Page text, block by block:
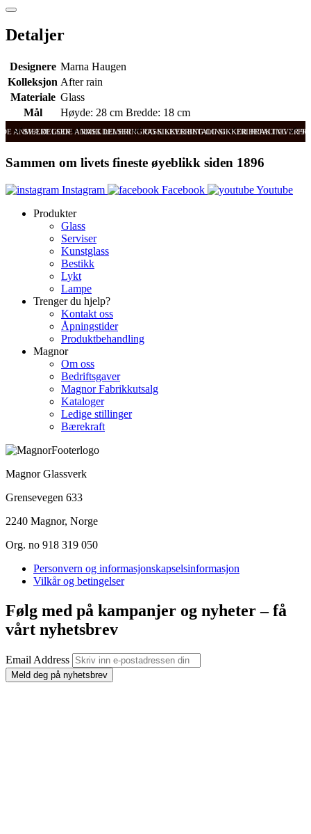
Detaljer
Designere Marna Haugen
Kolleksjon After rain
Materiale Glass
Mål
Høyde: 28 cm Bredde: 18 cm
ANMELDELSER RASK LEVERING OG SIKKER BETALING FRI FRAKT OVER
SVÆRT GODE ANMELDELSER RASK LEVERING OG SIKKER BETALING
Sammen om livets fineste øyeblikk siden 1896
Instagram Facebook
Youtube
Produkter
Glass
Serviser
Kunstglass
Bestikk
Lykt
Lampe
Trenger du hjelp?
Kontakt oss
Åpningstider
Produktbehandling
Magnor
Om oss
Bedriftsgaver
Magnor Fabrikkutsalg
Kataloger
Ledige stillinger
Bærekraft
Magnor Glassverk
Grensevegen 633
2240 Magnor, Norge
Org. no 918 319 050
Personvern og informasjonskapselsinformasjon
Vilkår og betingelser
Følg med på kampanjer og nyheter – få
vårt nyhetsbrev
Email Address
Meld deg på nyhetsbrev